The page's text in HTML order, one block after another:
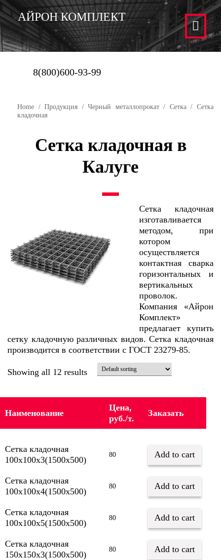
АЙРОН КОМПЛЕКТ
8(800)600-93-99
Home /Продукция /Черный металлопрокат/ Сетка/ Сетка
кладочная
Сетка кладочная в
Калуге
Сетка кладочная
изготавливается
методом, при
котором
осуществляется
контактная сварка
горизонтальных и
вертикальных
проволок.
Компания «Айрон
Комплект»
предлагает купить
сетку кладочную различных видов. Сетка кладочная
производится в соответствии с ГОСТ 23279-85.
Showing all 12 results
Наименование
Цена,
руб./т.
Заказать
Сетка кладочная
100х100х3(1500х500)
80 Add to cart
Сетка кладочная
100х100х4(1500х500)
80 Add to cart
Сетка кладочная
100х100х5(1500х500)
80 Add to cart
Сетка кладочная
150х150х3(1500х500)
80 Add to cart